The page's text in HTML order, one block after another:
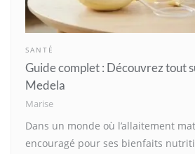
SANTÉ
Guide complet : Découvrez tout
Medela
Marise
Dans un monde où l’allaitement
encouragé pour ses bienfaits